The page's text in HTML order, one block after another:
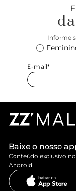
Informe
E-mail*
Baixe o nosso
Conteúdo exclusivo no
Android